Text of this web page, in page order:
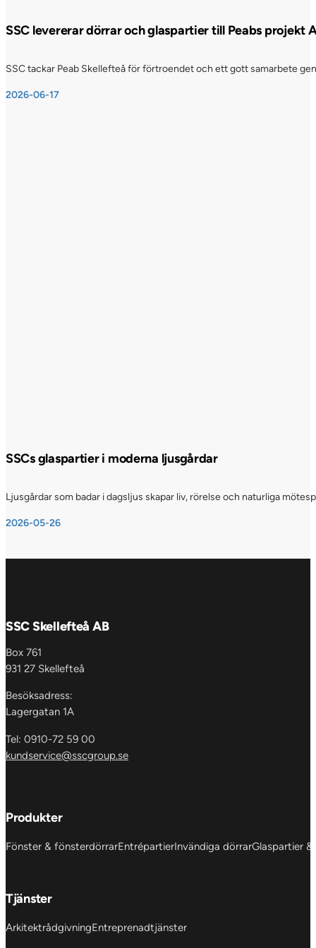
SSC levererar dörrar och glaspartier till Peabs projekt
SSC tackar Peab Skellefteå för förtroendet och ett gott samarbete
2026-06-17
SSCs glaspartier i moderna ljusgårdar
Ljusgårdar som badar i dagsljus skapar liv, rörelse och naturliga
2026-05-26
SSC Skellefteå AB
Box 761
931 27 Skellefteå
Besöksadress:
Lagergatan 1A
Tel: 0910-72 59 00
kundservice@sscgroup.se
Produkter
Fönster & fönsterdörrarEntrépartierInvändiga dörrarGlaspartier
Tjänster
ArkitektrådgivningEntreprenadtjänster